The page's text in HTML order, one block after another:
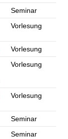
Seminar
Vorlesung
Vorlesung
Vorlesung
Vorlesung
Seminar
Seminar